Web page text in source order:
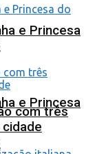
e Princesa
e Princesa
com três